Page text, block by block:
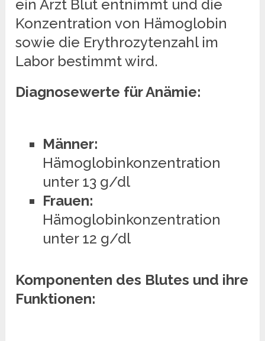
ein Arzt Blut entnimmt und die
Konzentration von Hämoglobin
sowie die Erythrozytenzahl im
Labor bestimmt wird.
Diagnosewerte für Anämie:
Männer:
Hämoglobinkonzentration
unter 13 g/dl
Frauen:
Hämoglobinkonzentration
unter 12 g/dl
Komponenten des Blutes und ihre
Funktionen: